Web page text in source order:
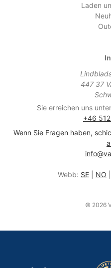
Laden
447 37
Sie erreichen uns
+46
Wenn Sie Fragen haben,
Webb: SE NO
© 2026